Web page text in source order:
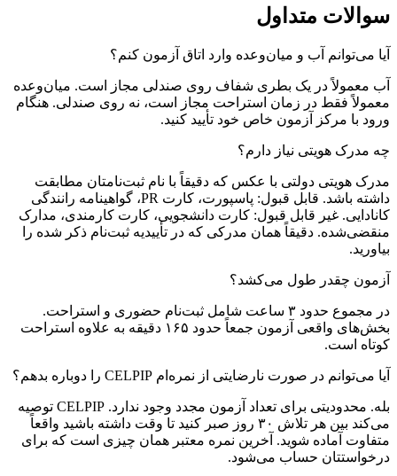
سوالات متداول
آیا می‌توانم آب و میان‌وعده وارد اتاق آزمون کنم؟
آب معمولاً در یک بطری شفاف روی صندلی مجاز است. میان‌وعده
معمولاً فقط در زمان استراحت مجاز است، نه روی صندلی. هنگام
ورود با مرکز آزمون خاص خود تأیید کنید.
چه مدرک هویتی نیاز دارم؟
مدرک هویتی دولتی با عکس که دقیقاً با نام ثبت‌نامتان مطابقت
داشته باشد. قابل قبول: پاسپورت، کارت PR، گواهینامه رانندگی
کانادایی. غیر قابل قبول: کارت دانشجویی، کارت کارمندی، مدارک
منقضی‌شده. دقیقاً همان مدرکی که در تأییدیه ثبت‌نام ذکر شده را
بیاورید.
آزمون چقدر طول می‌کشد؟
در مجموع حدود ۳ ساعت شامل ثبت‌نام حضوری و استراحت.
بخش‌های واقعی آزمون جمعاً حدود ۱۶۵ دقیقه به علاوه استراحت
کوتاه است.
آیا می‌توانم در صورت نارضایتی از نمره‌ام CELPIP را دوباره بدهم؟
بله. محدودیتی برای تعداد آزمون مجدد وجود ندارد. CELPIP توصیه
می‌کند بین هر تلاش ۳۰ روز صبر کنید تا وقت داشته باشید واقعاً
متفاوت آماده شوید. آخرین نمره معتبر همان چیزی است که برای
درخواستتان حساب می‌شود.